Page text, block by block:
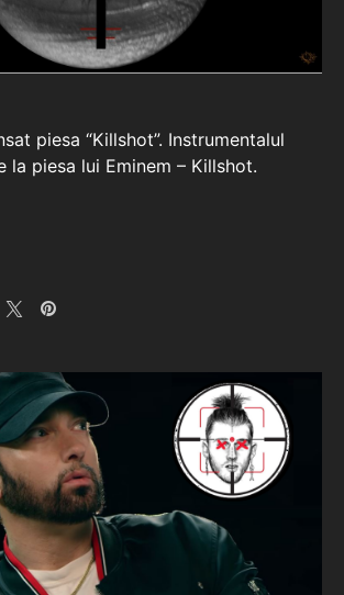
piesa “Killshot”. Instrumentalul
piesa lui Eminem – Killshot.